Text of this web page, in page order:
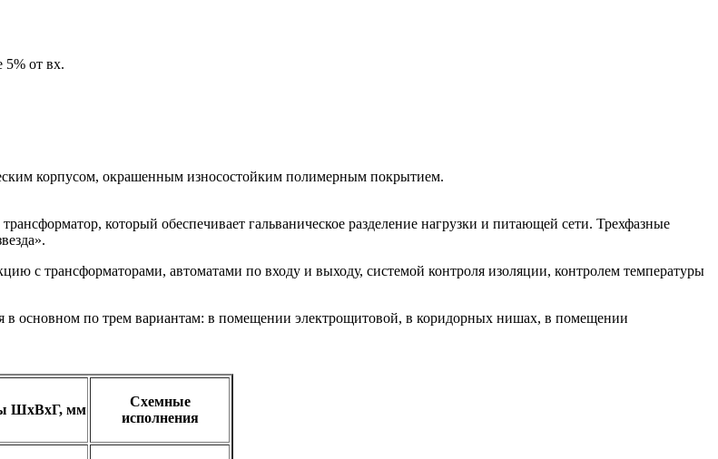
5% от вх.
корпусом, окрашенным износостойким полимерным покрытием.
который обеспечивает гальваническое разделение нагрузки и питающей сети. Трехфазные
с трансформаторами, автоматами по входу и выходу, системой контроля изоляции, контролем температуры
в основном по трем вариантам: в помещении электрощитовой, в коридорных нишах, в помещении
ШхВхГ, мм
Схемные
исполнения